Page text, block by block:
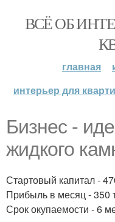
ВСЁ ОБ
главная
интерьер для
Бизнес -
жидкого
Стартовый капитал -
Прибыль в месяц - 350
Срок окупаемости - 6